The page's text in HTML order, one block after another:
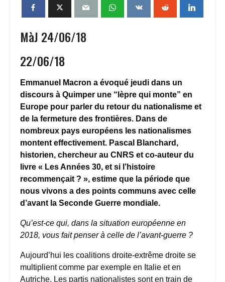
MàJ 24/06/18
22/06/18
Emmanuel Macron a évoqué jeudi dans un
discours à Quimper une “lèpre qui monte” en
Europe pour parler du retour du nationalisme et
de la fermeture des frontières. Dans de
nombreux pays européens les nationalismes
montent effectivement. Pascal Blanchard,
historien, chercheur au CNRS et co-auteur du
livre « Les Années 30, et si l’histoire
recommençait ? », estime que la période que
nous vivons a des points communs avec celle
d’avant la Seconde Guerre mondiale.
Qu’est-ce qui, dans la situation européenne en
2018, vous fait penser à celle de l’avant-guerre ?
Aujourd’hui les coalitions droite-extrême droite se
multiplient comme par exemple en Italie et en
Autriche. Les partis nationalistes sont en train de